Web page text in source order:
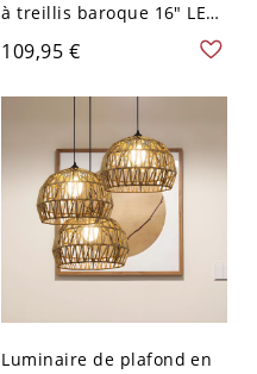
à treillis baroque 16" LED
rouge finition blanche
109,95 €
Luminaire de plafond en